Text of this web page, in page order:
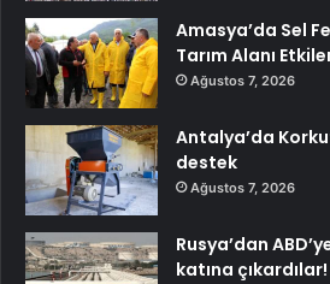
Amasya’da Sel
Tarım Alanı
Ağustos 7, 2026
Antalya’da
destek
Ağustos 7, 2026
Rusya’dan
katına çıkardılar!